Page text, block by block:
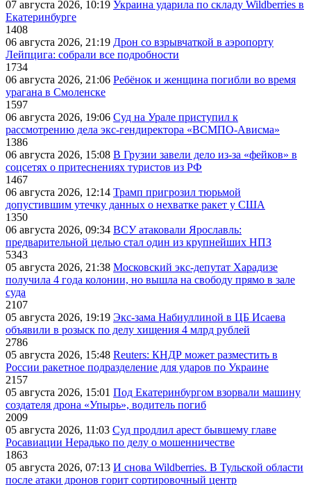
07 августа 2026, 10:19 Украина ударила по складу Wildberries в
Екатеринбурге
1408
06 августа 2026, 21:19 Дрон со взрывчаткой в аэропорту
Лейпцига: собрали все подробности
1734
06 августа 2026, 21:06 Ребёнок и женщина погибли во время
урагана в Смоленске
1597
06 августа 2026, 19:06 Суд на Урале приступил к
рассмотрению дела экс-гендиректора «ВСМПО-Ависма»
1386
06 августа 2026, 15:08 В Грузии завели дело из-за «фейков» в
соцсетях о притеснениях туристов из РФ
1467
06 августа 2026, 12:14 Трамп пригрозил тюрьмой
допустившим утечку данных о нехватке ракет у США
1350
06 августа 2026, 09:34 ВСУ атаковали Ярославль:
предварительной целью стал один из крупнейших НПЗ
5343
05 августа 2026, 21:38 Московский экс-депутат Харадизе
получила 4 года колонии, но вышла на свободу прямо в зале
суда
2107
05 августа 2026, 19:19 Экс-зама Набиуллиной в ЦБ Исаева
объявили в розыск по делу хищения 4 млрд рублей
2786
05 августа 2026, 15:48 Reuters: КНДР может разместить в
России ракетное подразделение для ударов по Украине
2157
05 августа 2026, 15:01 Под Екатеринбургом взорвали машину
создателя дрона «Упырь», водитель погиб
2009
05 августа 2026, 11:03 Суд продлил арест бывшему главе
Росавиации Нерадько по делу о мошенничестве
1863
05 августа 2026, 07:13 И снова Wildberries. В Тульской области
после атаки дронов горит сортировочный центр